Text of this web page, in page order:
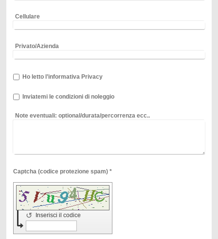
Cellulare
Privato/Azienda
Ho letto l’informativa Privacy
Inviatemi le condizioni di noleggio
Note eventuali: optional/durata/percorrenza ecc..
Captcha (codice protezione spam) *
Inserisci il codice
↺